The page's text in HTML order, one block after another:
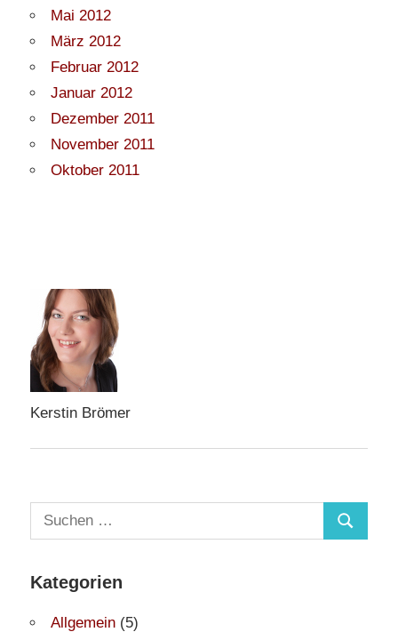
Mai 2012
März 2012
Februar 2012
Januar 2012
Dezember 2011
November 2011
Oktober 2011
Kerstin Brömer
Suchen
nach:
Suchen
Kategorien
Allgemein (5)